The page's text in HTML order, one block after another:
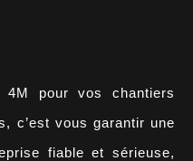
pour vos chantiers
c’est vous garantir une
fiable et sérieuse,